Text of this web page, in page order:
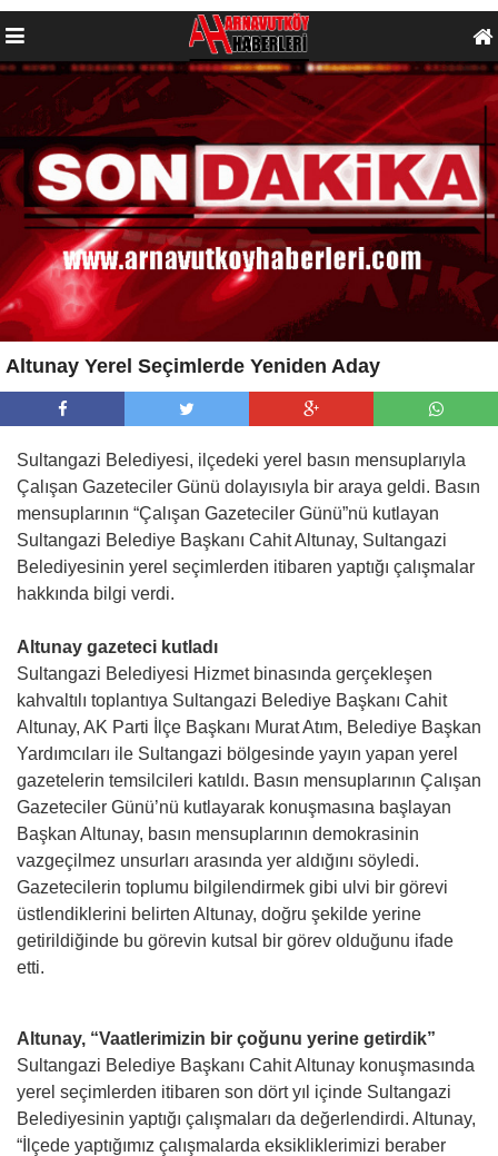
Altunay Yerel Seçimlerde Yeniden Aday
Sultangazi Belediyesi, ilçedeki yerel basın mensuplarıyla
Çalışan Gazeteciler Günü dolayısıyla bir araya geldi. Basın
mensuplarının “Çalışan Gazeteciler Günü”nü kutlayan
Sultangazi Belediye Başkanı Cahit Altunay, Sultangazi
Belediyesinin yerel seçimlerden itibaren yaptığı çalışmalar
hakkında bilgi verdi.
Altunay gazeteci kutladı
Sultangazi Belediyesi Hizmet binasında gerçekleşen
kahvaltılı toplantıya Sultangazi Belediye Başkanı Cahit
Altunay, AK Parti İlçe Başkanı Murat Atım, Belediye Başkan
Yardımcıları ile Sultangazi bölgesinde yayın yapan yerel
gazetelerin temsilcileri katıldı. Basın mensuplarının Çalışan
Gazeteciler Günü’nü kutlayarak konuşmasına başlayan
Başkan Altunay, basın mensuplarının demokrasinin
vazgeçilmez unsurları arasında yer aldığını söyledi.
Gazetecilerin toplumu bilgilendirmek gibi ulvi bir görevi
üstlendiklerini belirten Altunay, doğru şekilde yerine
getirildiğinde bu görevin kutsal bir görev olduğunu ifade
etti.
Altunay, “Vaatlerimizin bir çoğunu yerine getirdik”
Sultangazi Belediye Başkanı Cahit Altunay konuşmasında
yerel seçimlerden itibaren son dört yıl içinde Sultangazi
Belediyesinin yaptığı çalışmaları da değerlendirdi. Altunay,
“İlçede yaptığımız çalışmalarda eksikliklerimizi beraber